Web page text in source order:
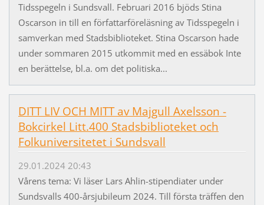
Tidsspegeln i Sundsvall. Februari 2016 bjöds Stina
Oscarson in till en författarföreläsning av Tidsspegeln i
samverkan med Stadsbiblioteket. Stina Oscarson hade
under sommaren 2015 utkommit med en essäbok Inte
en berättelse, bl.a. om det politiska...
DITT LIV OCH MITT av Majgull Axelsson -
Bokcirkel Litt.400 Stadsbiblioteket och
Folkuniversitetet i Sundsvall
29.01.2024 20:43
Vårens tema: Vi läser Lars Ahlin-stipendiater under
Sundsvalls 400-årsjubileum 2024. Till första träffen den